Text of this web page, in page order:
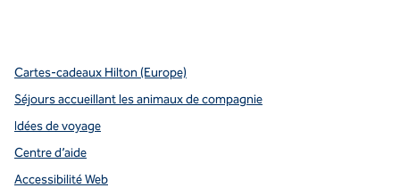
Cartes-cadeaux Hilton (Europe)
Séjours accueillant les animaux de compagnie
Idées de voyage
Centre d’aide
Accessibilité Web